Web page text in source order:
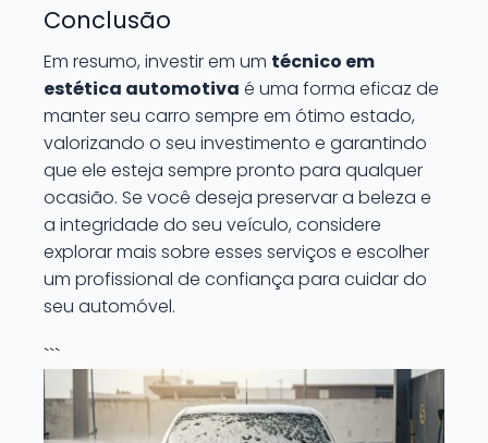
Conclusão
Em resumo, investir em um técnico em
estética automotiva é uma forma eficaz de
manter seu carro sempre em ótimo estado,
valorizando o seu investimento e garantindo
que ele esteja sempre pronto para qualquer
ocasião. Se você deseja preservar a beleza e
a integridade do seu veículo, considere
explorar mais sobre esses serviços e escolher
um profissional de confiança para cuidar do
seu automóvel.
```